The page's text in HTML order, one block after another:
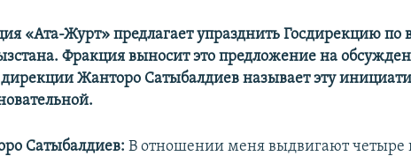
«Ата-Журт» предлагает упразднить Госдирекцию по
Фракция выносит это предложение на
дирекции Жанторо Сатыбалдиев называет эту
Сатыбалдиев: В отношении меня выдвигают четыре